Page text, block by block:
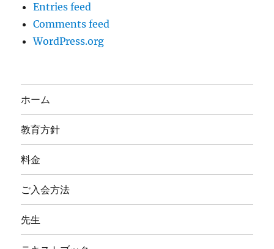
Entries feed
Comments feed
WordPress.org
ホーム
教育方針
料金
ご入会方法
先生